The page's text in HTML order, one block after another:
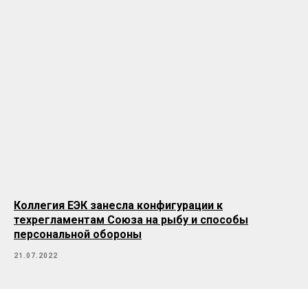
Коллегия ЕЭК занесла конфигурации к
техрегламентам Союза на рыбу и способы
персональной обороны
21.07.2022